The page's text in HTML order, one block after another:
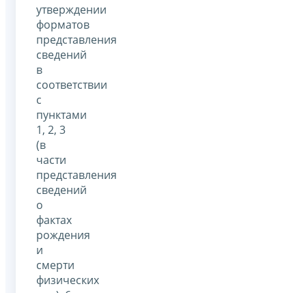
утверждении
форматов
представления
сведений
в
соответствии
с
пунктами
1, 2, 3
(в
части
представления
сведений
о
фактах
рождения
и
смерти
физических